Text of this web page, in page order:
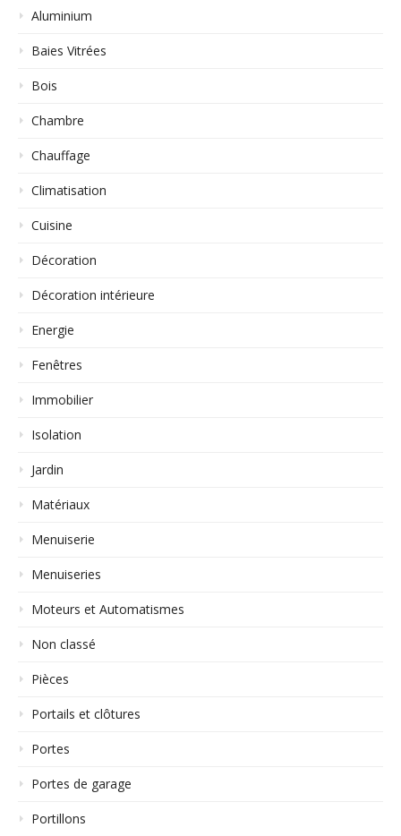
Aluminium
Baies Vitrées
Bois
Chambre
Chauffage
Climatisation
Cuisine
Décoration
Décoration intérieure
Energie
Fenêtres
Immobilier
Isolation
Jardin
Matériaux
Menuiserie
Menuiseries
Moteurs et Automatismes
Non classé
Pièces
Portails et clôtures
Portes
Portes de garage
Portillons